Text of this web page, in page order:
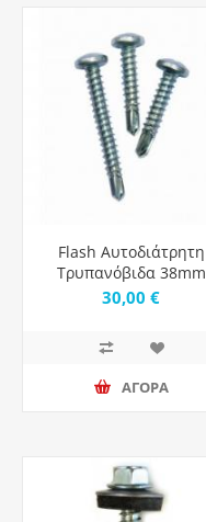
Flash Αυτοδιάτρητη
Τρυπανόβιδα 38mm
Μήκος - 1000τμχ
30,00 €
ΑΓΟΡΑ